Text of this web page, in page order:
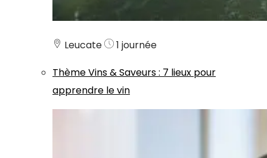
Leucate
1 journée
ThèmeVins & Saveurs: 7 lieux pour
apprendre le vin